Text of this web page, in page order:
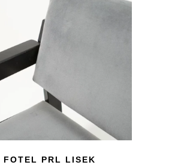
FOTEL PRL LISEK